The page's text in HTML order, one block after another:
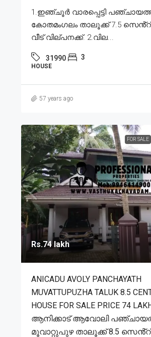
1.ഇഞ്ചൂർ വാരപ്പെട്ടി
കോതമംഗലം താലൂക്ക് 7.5 സെൻ്റ്
വീട് വില്പനക്ക്. 2.വില...
31990 3
HOUSE
57 years ago
FOR SALE
Rs.74 lakh
ANICADU AVOLY PANCHAYATH
MUVATTUPUZHA TALUK 8.5
HOUSE FOR SALE PRICE 74
ആനിക്കാട് ആവോലി
മൂവാറ്റുപുഴ താലൂക്ക് 8.5 സെൻ്റ്